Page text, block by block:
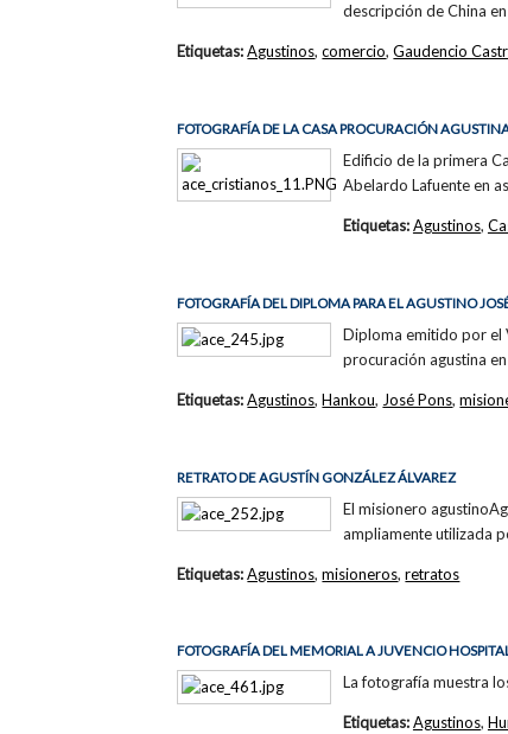
descripción de China
Etiquetas:Agustinos,comercio,Gaudencio
FOTOGRAFÍA DE LA CASA PROCURACIÓN
Edificio de la primera
Abelardo Lafuente en
Etiquetas:Agustinos,
FOTOGRAFÍA DEL DIPLOMA PARA EL AGUSTINO
Diploma emitido por el
procuración agustina
Etiquetas:Agustinos,Hankou, José Pons,
RETRATO DE AGUSTÍN GONZÁLEZ ÁLVAREZ
El misionero
ampliamente utilizada
Etiquetas:Agustinos,misioneros,retratos
FOTOGRAFÍA DEL MEMORIAL A JUVENCIO
La fotografía muestra
Etiquetas:Agustinos,